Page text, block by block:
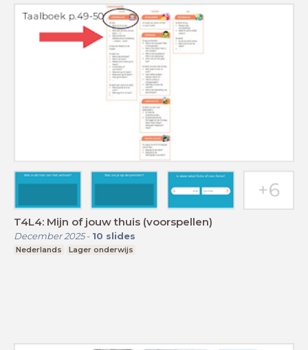
T4L4: Mijn of jouw thuis (voorspellen)
December 2025- 10 slides
Nederlands Lager onderwijs